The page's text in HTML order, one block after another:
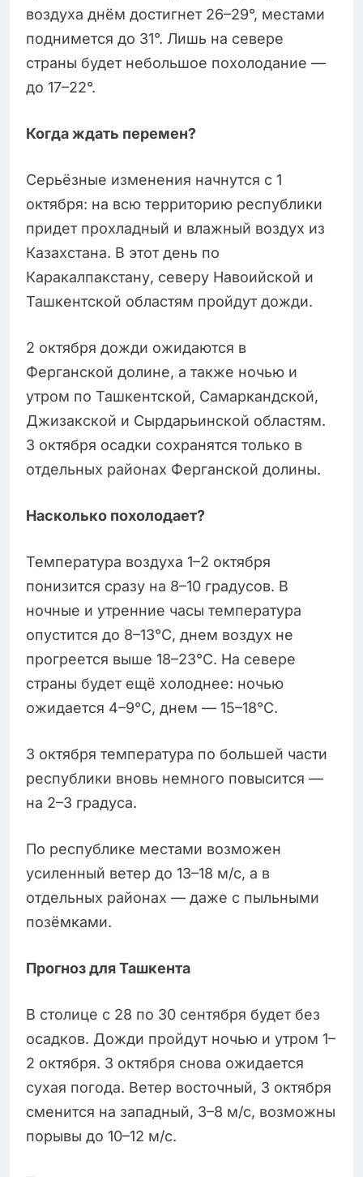
воздуха днём достигнет 26–29°, местами
поднимется до 31°. Лишь на севере
страны будет небольшое похолодание —
до 17–22°.
Когда ждать перемен?
Серьёзные изменения начнутся с 1
октября: на всю территорию республики
придет прохладный и влажный воздух из
Казахстана. В этот день по
Каракалпакстану, северу Навоийской и
Ташкентской областям пройдут дожди.
2 октября дожди ожидаются в
Ферганской долине, а также ночью и
утром по Ташкентской, Самаркандской,
Джизакской и Сырдарьинской областям.
3 октября осадки сохранятся только в
отдельных районах Ферганской долины.
Насколько похолодает?
Температура воздуха 1–2 октября
понизится сразу на 8–10 градусов. В
ночные и утренние часы температура
опустится до 8–13°C, днем воздух не
прогреется выше 18–23°C. На севере
страны будет ещё холоднее: ночью
ожидается 4–9°C, днем — 15–18°C.
3 октября температура по большей части
республики вновь немного повысится —
на 2–3 градуса.
По республике местами возможен
усиленный ветер до 13–18 м/с, а в
отдельных районах — даже с пыльными
позёмками.
Прогноз для Ташкента
В столице с 28 по 30 сентября будет без
осадков. Дожди пройдут ночью и утром 1–
2 октября. 3 октября снова ожидается
сухая погода. Ветер восточный, 3 октября
сменится на западный, 3–8 м/с, возможны
порывы до 10–12 м/с.